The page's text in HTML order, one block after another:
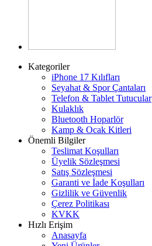
Kategoriler
iPhone 17 Kılıfları
Seyahat & Spor Çantaları
Telefon & Tablet Tutucular
Kulaklık
Bluetooth Hoparlör
Kamp & Ocak Kitleri
Önemli Bilgiler
Teslimat Koşulları
Üyelik Sözleşmesi
Satış Sözleşmesi
Garanti ve İade Koşulları
Gizlilik ve Güvenlik
Çerez Politikası
KVKK
Hızlı Erişim
Anasayfa